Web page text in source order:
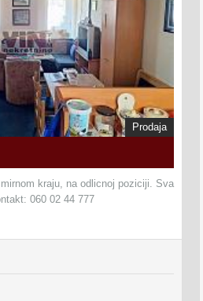
Prodaja
kraju, na odlicnoj poziciji. Sva
060 02 44 777